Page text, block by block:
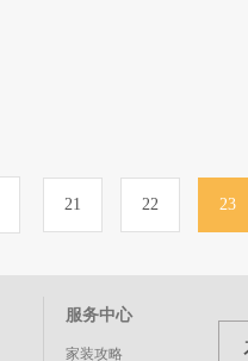
21 22 23
服务中心
家装攻略